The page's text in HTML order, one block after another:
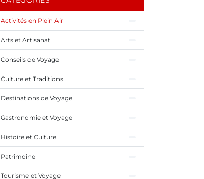
Activités en Plein Air
Arts et Artisanat
Conseils de Voyage
Culture et Traditions
Destinations de Voyage
Gastronomie et Voyage
Histoire et Culture
Patrimoine
Tourisme et Voyage